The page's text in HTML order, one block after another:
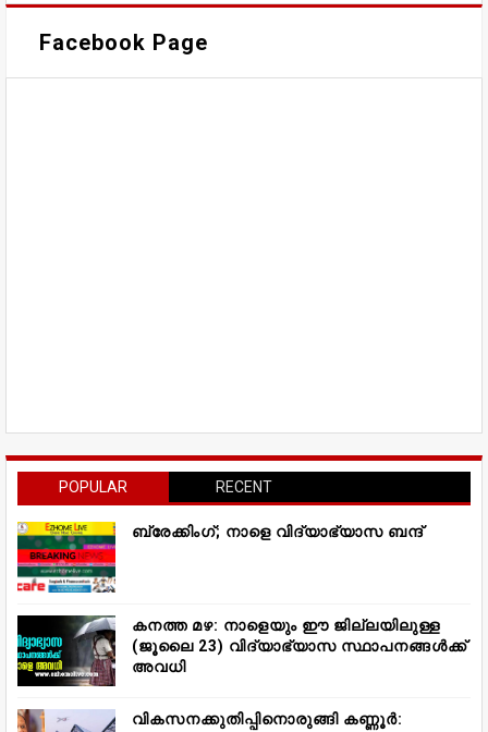
Facebook Page
POPULAR RECENT
ബ്രേക്കിംഗ്; നാളെ വിദ്യാഭ്യാസ ബന്ദ്
കനത്ത മഴ: നാളെയും ഈ ജില്ലയിലുള്ള
(ജൂലൈ 23) വിദ്യാഭ്യാസ സ്ഥാപനങ്ങൾക്ക്
അവധി
വികസനക്കുതിപ്പിനൊരുങ്ങി കണ്ണൂർ: